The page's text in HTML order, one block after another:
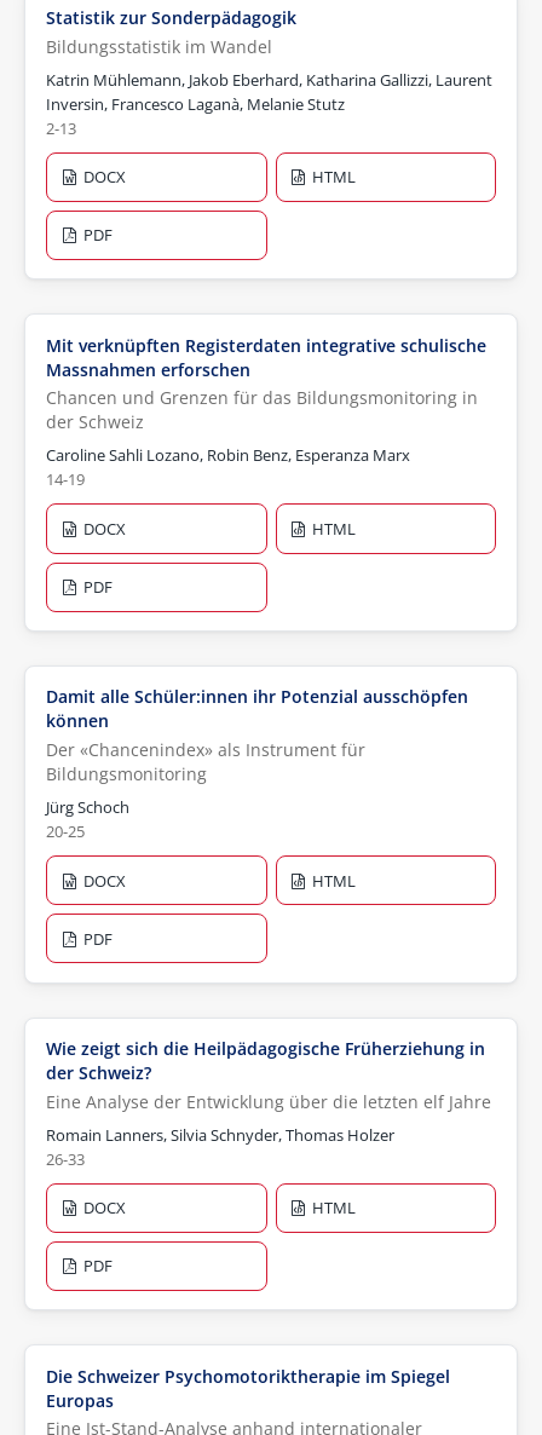
Statistik zur Sonderpädagogik
Bildungsstatistik im Wandel
Katrin Mühlemann, Jakob Eberhard, Katharina Gallizzi, Laurent
Inversin, Francesco Laganà, Melanie Stutz
2-13
DOCX HTML
PDF
Mit verknüpften Registerdaten integrative schulische
Massnahmen erforschen
Chancen und Grenzen für das Bildungsmonitoring in
der Schweiz
Caroline Sahli Lozano, Robin Benz, Esperanza Marx
14-19
DOCX HTML
PDF
Damit alle Schüler:innen ihr Potenzial ausschöpfen
können
Der «Chancenindex» als Instrument für
Bildungsmonitoring
Jürg Schoch
20-25
DOCX HTML
PDF
Wie zeigt sich die Heilpädagogische Früherziehung in
der Schweiz?
Eine Analyse der Entwicklung über die letzten elf Jahre
Romain Lanners, Silvia Schnyder, Thomas Holzer
26-33
DOCX HTML
PDF
Die Schweizer Psychomotoriktherapie im Spiegel
Europas
Eine Ist-Stand-Analyse anhand internationaler